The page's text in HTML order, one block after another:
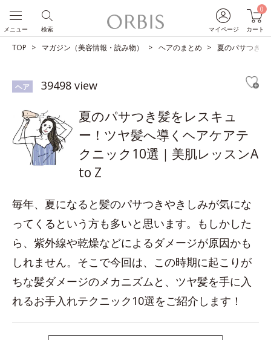
マイページ
0
カート
検索
メニュー
TOP マガジン（美容情報・読み物） ヘアのまとめ 夏のパサつき髪
ヘア 39498 view
夏のパサつき髪をレスキュ
ー！ツヤ髪へ導くヘアケアテ
クニック10選｜美肌レッスンA
to Z
毎年、夏になると髪のパサつきやきしみが気にな
ってくるという方も多いと思います。もしかした
ら、紫外線や乾燥などによるダメージが原因かも
しれません。そこで今回は、この時期に起こりが
ちな髪ダメージのメカニズムと、ツヤ髪を手に入
れるお手入れテクニック10選をご紹介します！